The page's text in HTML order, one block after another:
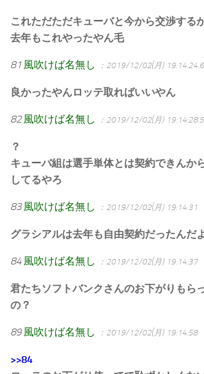
これただただキューバと今から交渉する
去年もこれやったやん毛
81 風吹けば名無し ：2019/12/02(月)
良かったやんロッテ取ればいいやん
82 風吹けば名無し ：2019/12/02(月)
？
キューバ組は選手単体とは契約できんか
してるやろ
83 風吹けば名無し ：2019/12/02(月) 19:14:31
グラシアルは去年も自由契約だったんだ
84 風吹けば名無し ：2019/12/02(月) 19:14:37
君たちソフトバンクさんのお下がりもら
の？
89 風吹けば名無し ：2019/12/02(月) 19:14:58
>>84